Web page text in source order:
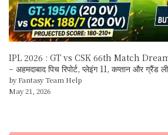
IPL 2026 : GT vs CSK 66th Match
– अहमदाबाद पिच रिपोर्ट, प्लेइंग 11, कप्तान और
by Fantasy Team Help
May 21, 2026